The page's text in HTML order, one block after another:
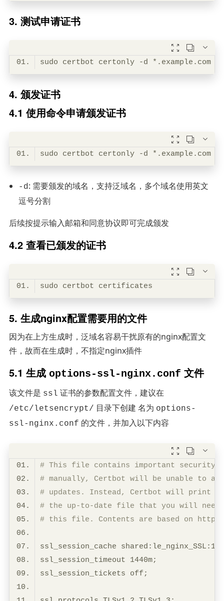
3. 测试申请证书
sudo certbot certonly -d * .example .com
  
4. 颁发证书
4.1 使用命令申请颁发证书
sudo certbot certonly -d * .example .com
  
-d: 需要颁发的域名，支持泛域名，多个域名使用英文
逗号分割
后续按提示输入邮箱和同意协议即可完成颁发
4.2 查看已颁发的证书
  
5. 生成nginx配置需要用的文件
因为在上方生成时，泛域名容易干扰原有的nginx配置文
件，故而在生成时，不指定nginx插件
5.1 生成 options-ssl-nginx.conf 文件
该文件是 ssl 证书的参数配置文件，建议在
/etc/letsencrypt/ 目录下创建 名为 options-
ssl-nginx.conf 的文件，并加入以下内容
# This file contains important security
# manually, Certbot will be unable to
# updates. Instead, Certbot will print
# the up-to-date file that you will need
# this file. Contents are based on
  